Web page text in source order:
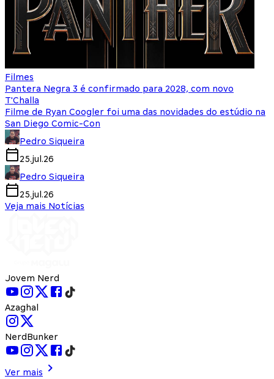
Filmes
Pantera Negra 3 é confirmado para 2028, com novo
T'Challa
Filme de Ryan Coogler foi uma das novidades do estúdio na
San Diego Comic-Con
Pedro Siqueira
25.jul.26
Pedro Siqueira
25.jul.26
Veja mais Notícias
Jovem Nerd
Azaghal
NerdBunker
Ver mais